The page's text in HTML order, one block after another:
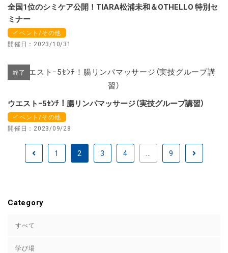
全国1位のシミケア公開！TIARA松浦未和＆OTHELLO 特別セ
ミナー
イベント/その他
開催日：2023/10/31
終了
ウエストｰ5ｾﾝﾁ！腸リンパマッサージ（実技グループ講習）
イベント/その他
開催日：2023/09/28
1 2 3 4 9
Category
すべて
学び場